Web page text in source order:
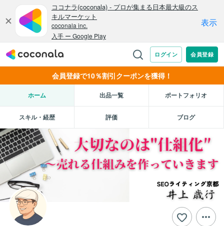
会員登録で10％割引クーポンを獲得！
ホーム 出品一覧 ポートフォリオ
スキル・経歴 評価 ブログ